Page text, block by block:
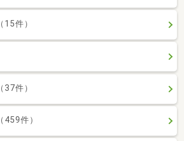
（15件）
（37件）
（459件）